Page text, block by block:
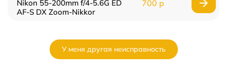
Nikon 55-200mm f/4-5.6G ED
AF-S DX Zoom-Nikkor
700 р
У меня другая неисправность